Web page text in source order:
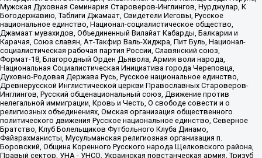
Мужская Духовная Семинария Староверов-Инглингов, Нурджулар, К
Богодержавию, Таблиги Джамаат, Свидетели Иеговы, Русское
национальное единство, Национал-социалистическое общество,
Джамаат мувахидов, Объединенный Вилайат Кабарды, Балкарии и
Карачая, Союз славян, Ат-Такфир Валь-Хиджра, Пит Буль, Национал-
социалистическая рабочая партия России, Славянский союз,
Формат-18, Благородный Орден Дьявола, Армия воли народа,
Национальная Социалистическая Инициатива города Череповца,
Духовно-Родовая Держава Русь, Русское национальное единство,
Древнерусской Инглистической церкви Православных Староверов-
Инглингов, Русский общенациональный союз, Движение против
нелегальной иммиграции, Кровь и Честь, О свободе совести и о
религиозных объединениях, Омская организация общественного
политического движения Русское национальное единство, Северное
Братство, Клуб Болельщиков Футбольного Клуба Динамо,
Файзрахманисты, Мусульманская религиозная организация п.
Боровский, Община Коренного Русского народа Щелковского района,
Правый сектор, УНА - УНСО, Украинская повстанческая армия, Тризуб